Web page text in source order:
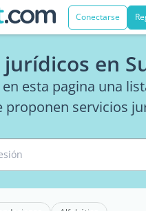
Conectarse
en
esta pagina una
proponen servicios